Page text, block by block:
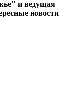
и ведущая
новости